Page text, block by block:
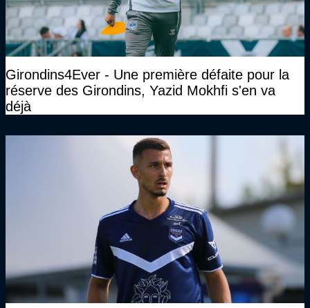
Girondins4Ever - Une première défaite pour la
réserve des Girondins, Yazid Mokhfi s'en va
déjà